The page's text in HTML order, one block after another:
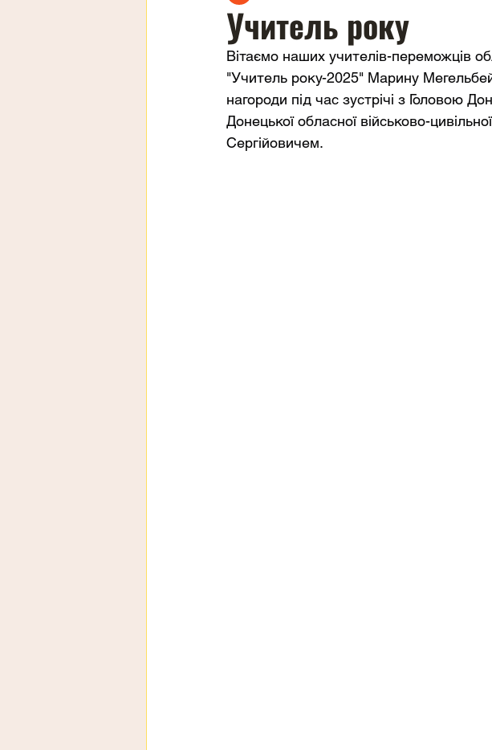
Учитель року
Вітаємо наших учителів-переможців
"Учитель року-2025" Марину
нагороди під час зустрічі з Головою
Донецької обласної військово-
Сергійовичем.